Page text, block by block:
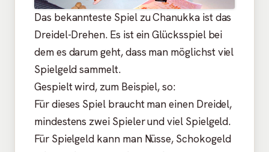
Das bekannteste Spiel zu Chanukka ist das
Dreidel-Drehen. Es ist ein Glücksspiel bei
dem es darum geht, dass man möglichst viel
Spielgeld sammelt.
Gespielt wird, zum Beispiel, so:
Für dieses Spiel braucht man einen Dreidel,
mindestens zwei Spieler und viel Spielgeld.
Für Spielgeld kann man Nüsse, Schokogeld